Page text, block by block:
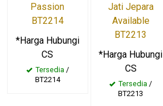
Passion
BT2214
*Harga Hubungi
CS
Tersedia /
BT2214
Jati Jepara
Available
BT2213
*Harga Hubungi
CS
Tersedia /
BT2213